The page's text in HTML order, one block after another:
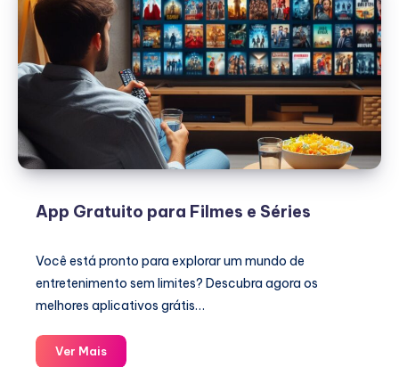
App Gratuito para Filmes e Séries
Você está pronto para explorar um mundo de
entretenimento sem limites? Descubra agora os
melhores aplicativos grátis…
Ver MaisApp